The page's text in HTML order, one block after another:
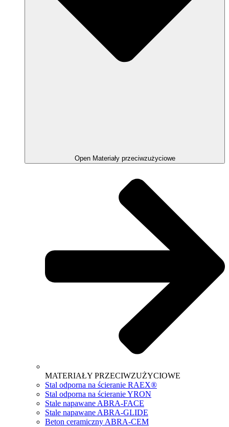
Open Materiały przeciwzużyciowe
MATERIAŁY PRZECIWZUŻYCIOWE
Stal odporna na ścieranie RAEX®
Stal odporna na ścieranie YRON
Stale napawane ABRA-FACE
Stale napawane ABRA-GLIDE
Beton ceramiczny ABRA-CEM